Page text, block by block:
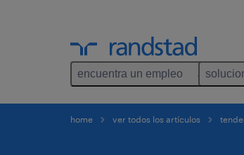
encuentra un empleo
home ver todos los artículos